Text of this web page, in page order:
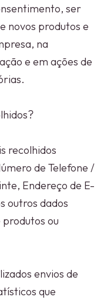
ser
novos produtos e
na
e em ações de
recolhidos
de Telefone /
Endereço de E-
outros dados
ou
envios de
que